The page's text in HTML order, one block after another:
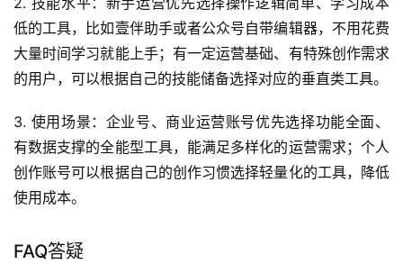
想要选到最适合自己的公众号排版工具，你可以从自身需
求、技能水平、使用场景三个维度出发：
1. 需求分析：如果你需要一站式搞定从写稿到发布的全流程
动类内容，可以搭配SVG公众号编辑器使用；如果你只需要
发布简单的纯文字内容，公众号自带编辑器就能满足需求。
2. 技能水平：新手运营优先选择操作逻辑简单、学习成本
大量时间学习就能上手；有一定运营基础、有特殊创作需求